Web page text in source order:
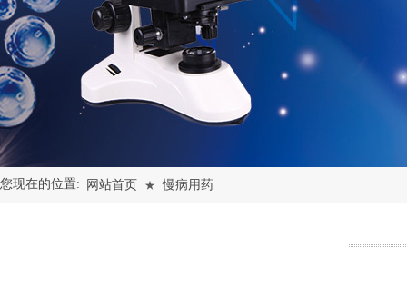
您现在的位置: 网站首页 ★ 慢病用药